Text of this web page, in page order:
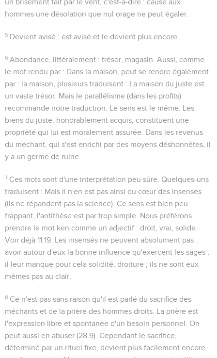
un brisement fait par le vent, c'est-à-dire : cause aux
hommes une désolation que nul orage ne peut égaler.
5 Devient avisé : est avisé et le devient plus encore.
6 Abondance , littéralement :trésor, magasin . Aussi, comme
le mot rendu par : Dans la maison , peut se rendre également
par : la maison , plusieurs traduisent : La maison du juste est
un vaste trésor. Mais le parallélisme (dans les profits)
recommande notre traduction. Le sens est le même. Les
biens du juste, honorablement acquis, constituent une
propriété qui lui est moralement assurée. Dans les revenus
du méchant, qui s'est enrichi par des moyens déshonnêtes, il
y a un germe de ruine.
7 Ces mots sont d'une interprétation peu sûre. Quelques-uns
traduisent : Mais il n'en est pas ainsi du cœur des insensés
(ils ne répandent pas la science). Ce sens est bien peu
frappant, l'antithèse est par trop simple. Nous préférons
prendre le mot ken comme un adjectif : droit, vrai, solide.
Voir déjà 11.19 . Les insensés ne peuvent absolument pas
avoir autour d'eux la bonne influence qu'exercent les sages ;
il leur manque pour cela solidité, droiture ; ils ne sont eux-
mêmes pas au clair.
8 Ce n'est pas sans raison qu'il est parlé dusacrifice des
méchants et de la prière des hommes droits. La prière est
l'expression libre et spontanée d'un besoin personnel. On
peut aussi en abuser (28.9). Cependant le sacrifice,
déterminé par un rituel fixe, devient plus facilement encore